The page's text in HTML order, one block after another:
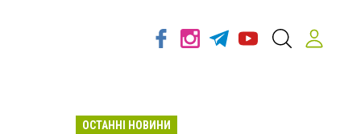
ОСТАННІ НОВИНИ